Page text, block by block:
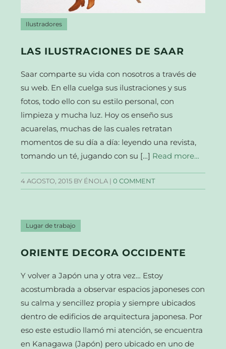
Ilustradores
LAS ILUSTRACIONES DE SAAR
Saar comparte su vida con nosotros a través de
su web. En ella cuelga sus ilustraciones y sus
fotos, todo ello con su estilo personal, con
limpieza y mucha luz. Hoy os enseño sus
acuarelas, muchas de las cuales retratan
momentos de su día a día: leyendo una revista,
tomando un té, jugando con su […] Read more…
4 AGOSTO, 2015 BY ÉNOLA |0 COMMENT
Lugar de trabajo
ORIENTE DECORA OCCIDENTE
Y volver a Japón una y otra vez… Estoy
acostumbrada a observar espacios japoneses con
su calma y sencillez propia y siempre ubicados
dentro de edificios de arquitectura japonesa. Por
eso este estudio llamó mi atención, se encuentra
en Kanagawa (Japón) pero ubicado en uno de